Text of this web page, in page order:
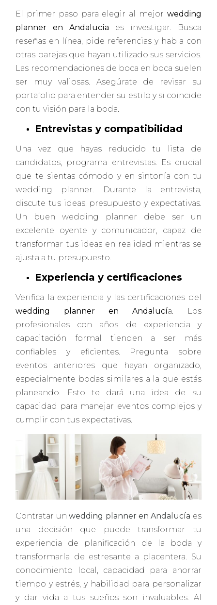
El primer paso para elegir al mejor wedding
planner en Andalucía es investigar. Busca
reseñas en línea, pide referencias y habla con
otras parejas que hayan utilizado sus servicios.
Las recomendaciones de boca en boca suelen
ser muy valiosas. Asegúrate de revisar su
portafolio para entender su estilo y si coincide
con tu visión para la boda.
Entrevistas y compatibilidad
Una vez que hayas reducido tu lista de
candidatos, programa entrevistas. Es crucial
que te sientas cómodo y en sintonía con tu
wedding planner. Durante la entrevista,
discute tus ideas, presupuesto y expectativas.
Un buen wedding planner debe ser un
excelente oyente y comunicador, capaz de
transformar tus ideas en realidad mientras se
ajusta a tu presupuesto.
Experiencia y certificaciones
Verifica la experiencia y las certificaciones del
wedding planner en Andalucía. Los
profesionales con años de experiencia y
capacitación formal tienden a ser más
confiables y eficientes. Pregunta sobre
eventos anteriores que hayan organizado,
especialmente bodas similares a la que estás
planeando. Esto te dará una idea de su
capacidad para manejar eventos complejos y
cumplir con tus expectativas.
Contratar un wedding planner en Andalucía es
una decisión que puede transformar tu
experiencia de planificación de la boda y
transformarla de estresante a placentera. Su
conocimiento local, capacidad para ahorrar
tiempo y estrés, y habilidad para personalizar
y dar vida a tus sueños son invaluables. Al